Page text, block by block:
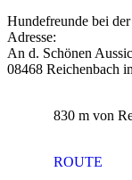
Hundefreunde bei
Adresse:
An d. Schönen
08468 Reichenbach
830 m von
ROUTE